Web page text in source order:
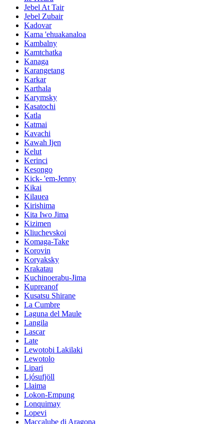
Jebel At Tair
Jebel Zubair
Kadovar
Kama 'ehuakanaloa
Kambalny
Kamtchatka
Kanaga
Karangetang
Karkar
Karthala
Karymsky
Kasatochi
Katla
Katmai
Kavachi
Kawah Ijen
Kelut
Kerinci
Kesongo
Kick- 'em-Jenny
Kikai
Kilauea
Kirishima
Kita Iwo Jima
Kizimen
Kliuchevskoi
Komaga-Take
Korovin
Koryaksky
Krakatau
Kuchinoerabu-Jima
Kupreanof
Kusatsu Shirane
La Cumbre
Laguna del Maule
Langila
Lascar
Late
Lewotobi Lakilaki
Lewotolo
Lipari
Ljósufjöll
Llaima
Lokon-Empung
Lonquimay
Lopevi
Maccalube di Aragona